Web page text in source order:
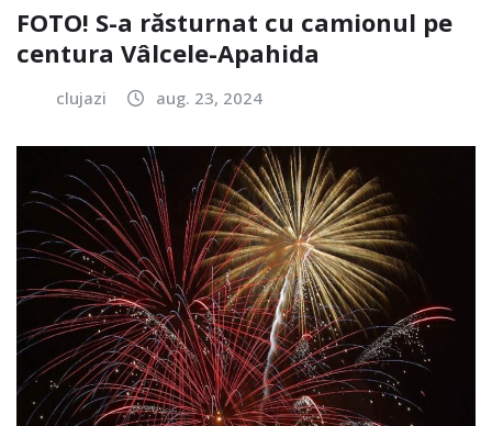
FOTO! S-a răsturnat cu camionul pe
centura Vâlcele-Apahida
clujazi aug. 23, 2024